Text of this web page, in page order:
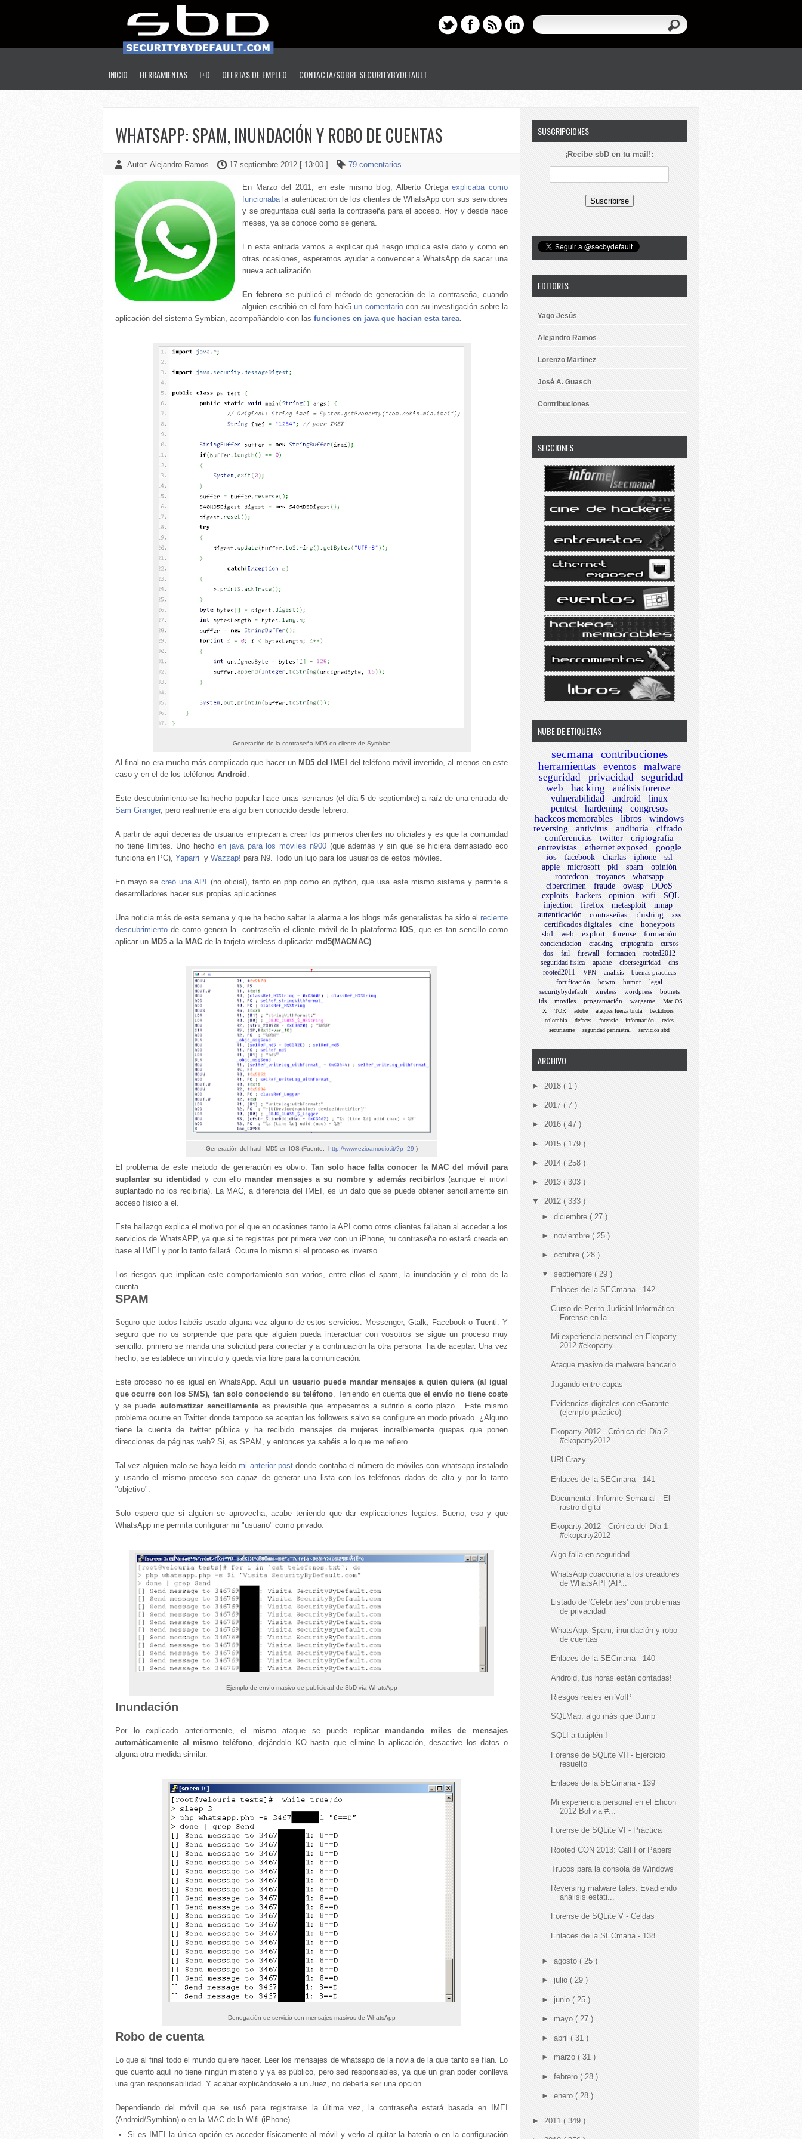
INICIO HERRAMIENTAS I+D OFERTAS DE EMPLEO CONTACTA/SOBRE SECURITYBYDEFAULT
WHATSAPP: SPAM, INUNDACIÓN Y ROBO DE CUENTAS
Autor: Alejandro Ramos 17 septiembre 2012 [ 13:00 ] 79 comentarios
En Marzo del 2011, en este mismo blog, Alberto Ortegaexplicaba como
funcionabala autenticación de los clientes de WhatsApp con sus servidores
y se preguntaba cuál sería la contraseña para el acceso. Hoy y desde hace
meses, ya se conoce como se genera.
En esta entrada vamos a explicar qué riesgo implica este dato y como en
otras ocasiones, esperamos ayudar a convencer a WhatsApp de sacar una
nueva actualización.
En febrerose publicó el método de generación de la contraseña, cuando
alguien escribió en el foro hak5 un comentariocon su investigación sobre la
aplicación del sistema Symbian, acompañándolo con las funciones en java que hacían esta tarea.
Generación de la contraseña MD5 en cliente de Symbian
Al final no era mucho más complicado que hacer un MD5 del IMEI del teléfono móvil invertido, al menos en este
caso y en el de los teléfonos Android
Este descubrimiento se ha hecho popular hace unas semanas (el día 5 de septiembre) a raíz de una entrada de
Sam Granger, pero realmente era algo bien conocido desde febrero.
A partir de aquí decenas de usuarios empiezan a crear los primeros clientes no oficiales y es que la comunidad
no tiene límites. Uno hecho en java para los móviles n900(que además y sin que se hiciera demasiado eco
funciona en PC), Yaparri y Wazzap! para N9. Todo un lujo para los usuarios de estos móviles.
En mayo secreó una API (no oficial), tanto en php como en python, que usa este mismo sistema y permite a
desarrolladores hacer sus propias aplicaciones.
Una noticia más de esta semana y que ha hecho saltar la alarma a los blogs más generalistas ha sido el reciente
descubrimiento de como genera la contraseña el cliente móvil de la plataforma IOS , que es tan sencillo como
aplicar un MD5 a la MAC de la tarjeta wireless duplicada: md5(MACMAC)
Generación del hash MD5 en IOS (Fuente: http://www.ezioamodio.it/?p=29 )
El problema de este método de generación es obvio. Tan solo hace falta conocer la MAC del móvil para
suplantar su identidad y con ello mandar mensajes a su nombre y además recibirlos(aunque el móvil
suplantado no los recibiría). La MAC, a diferencia del IMEI, es un dato que se puede obtener sencillamente sin
acceso físico a el.
Este hallazgo explica el motivo por el que en ocasiones tanto la API como otros clientes fallaban al acceder a los
servicios de WhatsAPP, ya que si te registras por primera vez con un iPhone, tu contraseña no estará creada en
base al IMEI y por lo tanto fallará. Ocurre lo mismo si el proceso es inverso.
Los riesgos que implican este comportamiento son varios, entre ellos el spam, la inundación y el robo de la
cuenta.
SPAM
Seguro que todos habéis usado alguna vez alguno de estos servicios: Messenger, Gtalk, Facebook o Tuenti. Y
seguro que no os sorprende que para que alguien pueda interactuar con vosotros se sigue un proceso muy
sencillo: primero se manda una solicitud para conectar y a continuación la otra persona ha de aceptar. Una vez
hecho, se establece un vínculo y queda vía libre para la comunicación.
Este proceso no es igual en WhatsApp. Aquíun usuario puede mandar mensajes a quien quiera (al igual
que ocurre con los SMS), tan solo conociendo su teléfono. Teniendo en cuenta que el envío no tiene coste
y se puede automatizar sencillamentees previsible que empecemos a sufrirlo a corto plazo. Este mismo
problema ocurre en Twitter donde tampoco se aceptan los followers salvo se configure en modo privado. ¿Alguno
tiene la cuenta de twitter pública y ha recibido mensajes de mujeres increíblemente guapas que ponen
direcciones de páginas web? Si, es SPAM, y entonces ya sabéis a lo que me refiero.
Tal vez alguien malo se haya leído mi anterior post donde contaba el número de móviles con whatsapp instalado
y usando el mismo proceso sea capaz de generar una lista con los teléfonos dados de alta y por lo tanto
"objetivo".
Solo espero que si alguien se aprovecha, acabe teniendo que dar explicaciones legales. Bueno, eso y que
WhatsApp me permita configurar mi "usuario" como privado.
Ejemplo de envío masivo de publicidad de SbD vía WhatsApp
Inundación
Por lo explicado anteriormente, el mismo ataque se puede replicar mandando miles de mensajes
automáticamente al mismo teléfono, dejándolo KO hasta que elimine la aplicación, desactive los datos o
alguna otra medida similar.
Denegación de servicio con mensajes masivos de WhatsApp
Robo de cuenta
Lo que al final todo el mundo quiere hacer. Leer los mensajes de whatsapp de la novia de la que tanto se fían. Lo
que cuento aquí no tiene ningún misterio y ya es público, pero sed responsables, ya que un gran poder conlleva
una gran responsabilidad. Y acabar explicándoselo a un Juez, no debería ser una opción.
Dependiendo del móvil que se usó para registrarse la última vez, la contraseña estará basada en IMEI
(Android/Symbian) o en la MAC de la Wifi (iPhone).
Si es IMEI la única opción es acceder físicamente al móvil y verlo al quitar la batería o en la configuración
SUSCRIPCIONES
¡Recibe sbD en tu mail!:
EDITORES
Yago Jesús
Alejandro Ramos
Lorenzo Martínez
José A. Guasch
Contribuciones
SECCIONES
NUBE DE ETIQUETAS
secmana
contribuciones
herramientas
eventos malware
seguridad privacidad
seguridad
web
hacking
análisis forense
vulnerabilidad
android
linux
pentest
hardening
congresos
hackeos memorables
libros windows
reversing antivirus auditoría
cifrado
conferencias
twitter
criptografia
entrevistas
ethernet exposed
google
ios
facebook charlas iphone
ssl
apple
microsoft pki spam
opinión
rootedcon
troyanos
whatsapp
cibercrimen
fraude owasp
DDoS
exploits
hackers opinion wifi
SQL
injection
firefox metasploit
nmap
autenticación
contraseñas phishing
xss
certificados digitales
cine
honeypots
sbd
web exploit forense formación
concienciacion cracking criptografía
cursos
dos
fail firewall formacion
rooted2012
seguridad física
apache ciberseguridad
dns
rooted2011
VPN análisis
buenas practicas
fortificación
howto humor
legal
securitybydefault
wireless wordpress
botnets
ids
moviles programación wargame
Mac OS
X
TOR adobe ataques fuerza bruta
backdoors
colombia
defaces forensic información
redes
securizame
seguridad perimetral servicios sbd
ARCHIVO
► 2018 ( 1 )
► 2017 ( 7 )
► 2016 ( 47 )
► 2015 ( 179 )
► 2014 ( 258 )
► 2013 ( 303 )
▼ 2012 ( 333 )
► diciembre ( 27 )
► noviembre ( 25 )
► octubre ( 28 )
▼ septiembre ( 29 )
Enlaces de la SECmana - 142
Curso de Perito Judicial Informático
Forense en la...
Mi experiencia personal en Ekoparty
2012 #ekoparty...
Ataque masivo de malware bancario.
Jugando entre capas
Evidencias digitales con eGarante
(ejemplo práctico)
Ekoparty 2012 - Crónica del Día 2 -
#ekoparty2012
URLCrazy
Enlaces de la SECmana - 141
Documental: Informe Semanal - El
rastro digital
Ekoparty 2012 - Crónica del Día 1 -
#ekoparty2012
Algo falla en seguridad
WhatsApp coacciona a los creadores
de WhatsAPI (AP...
Listado de 'Celebrities' con problemas
de privacidad
WhatsApp: Spam, inundación y robo
de cuentas
Enlaces de la SECmana - 140
Android, tus horas están contadas!
Riesgos reales en VoIP
SQLMap, algo más que Dump
SQLI a tutiplén !
Forense de SQLite VII - Ejercicio
resuelto
Enlaces de la SECmana - 139
Mi experiencia personal en el Ehcon
2012 Bolivia #...
Forense de SQLite VI - Práctica
Rooted CON 2013: Call For Papers
Trucos para la consola de Windows
Reversing malware tales: Evadiendo
análisis estáti...
Forense de SQLite V - Celdas
Enlaces de la SECmana - 138
► agosto ( 25 )
► julio ( 29 )
► junio ( 25 )
► mayo ( 27 )
► abril ( 31 )
► marzo ( 31 )
► febrero ( 28 )
► enero ( 28 )
► 2011 ( 349 )